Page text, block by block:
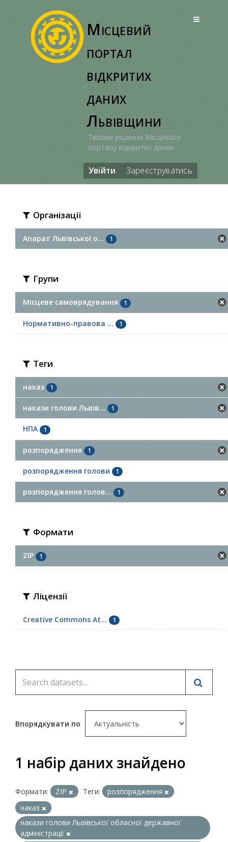
Місцевий
портал
відкритих
даних
Львівщини
Типове рішення Місцевого
порталу відкритих даних
Увійти Зареєструватись
Організації
Апарат Львівської о... 1
Групи
Місцеве самоврядування 1
Нормативно-правова ... 1
Теги
наказ 1
накази голови Львів... 1
НПА 1
розпорядження 1
розпорядження голови 1
розпорядження голов... 1
Формати
ZIP 1
Ліцензії
Creative Commons At... 1
Впорядкувати по
1 набір даних знайдено
Формати: ZIP Теги:
розпорядження
наказ
накази голови Львівської обласної державної
адміністрації